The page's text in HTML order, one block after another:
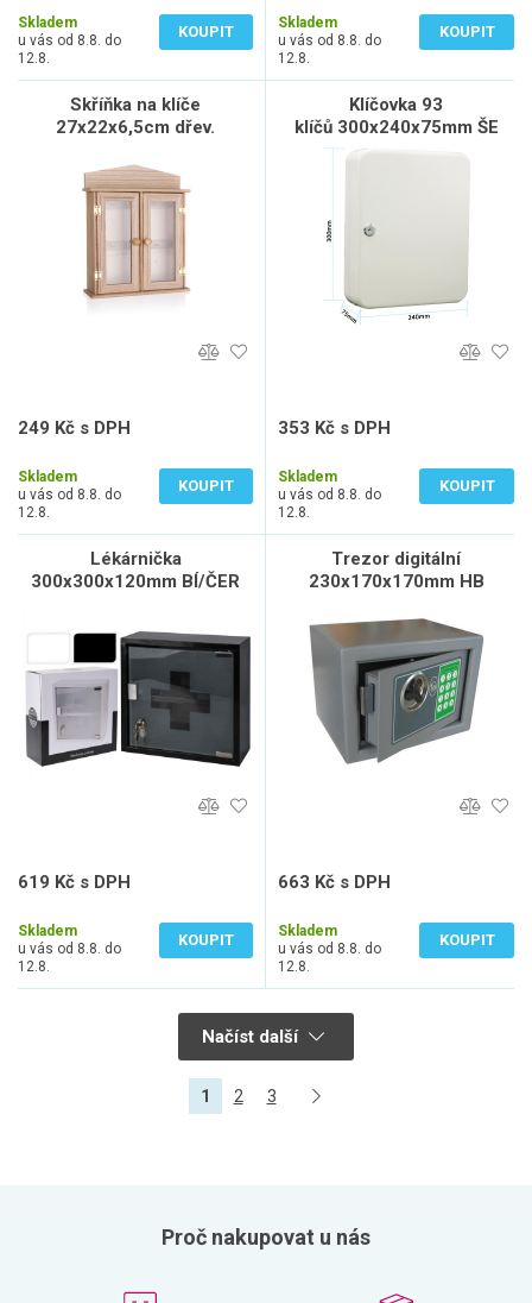
Skladem
u vás od 8.8. do
12.8.
KOUPIT
Skladem
u vás od 8.8. do
12.8.
KOUPIT
Skříňka na klíče
27x22x6,5cm dřev.
249 Kč s DPH
Skladem
u vás od 8.8. do
12.8.
KOUPIT
Klíčovka 93
klíčů 300x240x75mm ŠE
353 Kč s DPH
Skladem
u vás od 8.8. do
12.8.
KOUPIT
Lékárnička
300x300x120mm BÍ/ČER
619 Kč s DPH
Skladem
u vás od 8.8. do
12.8.
KOUPIT
Trezor digitální
230x170x170mm HB
663 Kč s DPH
Skladem
u vás od 8.8. do
12.8.
KOUPIT
Načíst další
1 2 3
Proč nakupovat u nás